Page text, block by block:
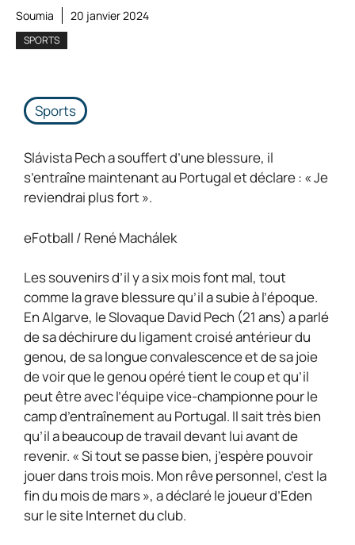
Soumia 20 janvier 2024
SPORTS
Sports
Slávista Pech a souffert d’une blessure, il
s’entraîne maintenant au Portugal et déclare : « Je
reviendrai plus fort ».
eFotball / René Machálek
Les souvenirs d’il y a six mois font mal, tout
comme la grave blessure qu’il a subie à l’époque.
En Algarve, le Slovaque David Pech (21 ans) a parlé
de sa déchirure du ligament croisé antérieur du
genou, de sa longue convalescence et de sa joie
de voir que le genou opéré tient le coup et qu’il
peut être avec l’équipe vice-championne pour le
camp d’entraînement au Portugal. Il sait très bien
qu’il a beaucoup de travail devant lui avant de
revenir. « Si tout se passe bien, j’espère pouvoir
jouer dans trois mois. Mon rêve personnel, c’est la
fin du mois de mars », a déclaré le joueur d’Eden
sur le site Internet du club.